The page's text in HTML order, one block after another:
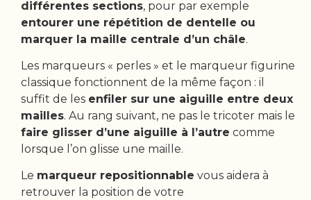
différentes sections, pour par exemple
entourer une répétition de dentelle ou
marquer la maille centrale d’un châle.
Les marqueurs « perles » et le marqueur figurine
classique fonctionnent de la même façon : il
suffit de les enfiler sur une aiguille entre deux
mailles. Au rang suivant, ne pas le tricoter mais le
faire glisser d’une aiguille à l’autre comme
lorsque l’on glisse une maille.
Le marqueur repositionnable vous aidera à
retrouver la position de votre